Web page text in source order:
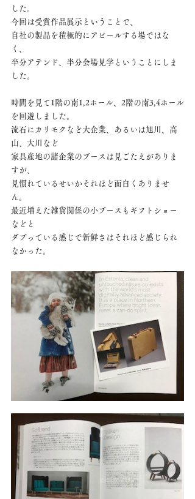
した。
今回は受賞作品展示ということで、
自社の製品を積極的にアピールする場ではな
く、
半分アテンド、半分会場見学ということにしま
した。
時間を見て1階の南1,2ホール、2階の南3,4ホール
を回遊しました。
流石にカリモクなど大企業、あるいは旭川、高
山、大川など
家具産地の諸企業のブースは見ごたえがありま
すが、
見慣れているせいかそれほど面白くありませ
ん。
最近増えた雑貨関係の小ブースもギフトショー
などと
ダブっている感じで新鮮さはそれほど感じられ
なかった。